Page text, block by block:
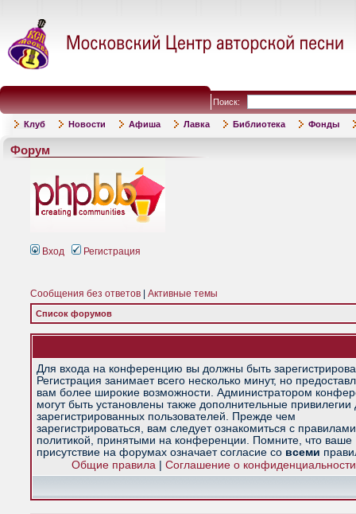
Поиск:
Клуб Новости Афиша Лавка Библиотека Фонды
Форум
Вход Регистрация
Сообщения без ответов Активные темы
Список форумов
Для входа на конференцию вы должны быть
Регистрация занимает всего несколько минут, но
вам более широкие возможности. Администратором
могут быть установлены также дополнительные привилегии
зарегистрированных пользователей. Прежде чем
зарегистрироваться, вам следует ознакомиться с
политикой, принятыми на конференции. Помните, что ваше
присутствие на форумах означает согласие со всеми
Общие правила| Соглашение о конфиденциальности